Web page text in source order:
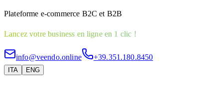
Plateforme e-commerce B2C et B2B
Lancez votre business en ligne en 1 clic !
info@veendo.online +39.351.180.8450
ITA ENG